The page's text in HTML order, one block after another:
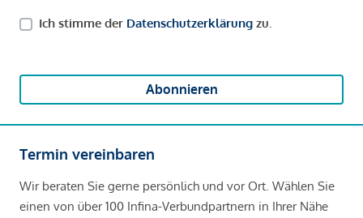
Ich stimme der Datenschutzerklärung zu.
Abonnieren
Termin vereinbaren
Wir beraten Sie gerne persönlich und vor Ort. Wählen Sie
einen von über 100 Infina-Verbundpartnern in Ihrer Nähe